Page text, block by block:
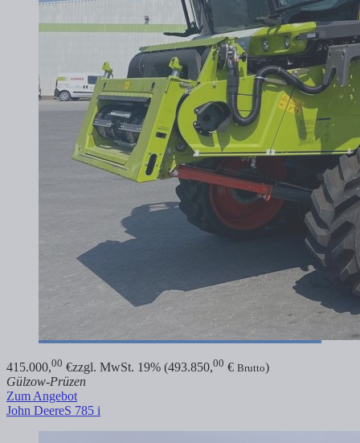
415.000,00 €zzgl. MwSt. 19% (493.850,00 € Brutto)
Gülzow-Prüzen
Zum Angebot
John DeereS 785 i